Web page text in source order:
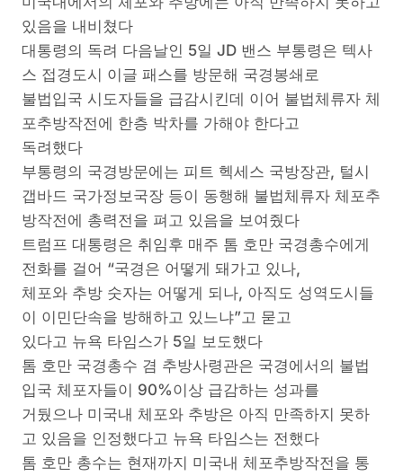
있음을 내비쳤다
대통령의 독려 다음날인 5일 JD 밴스 부통령은 텍사
스 접경도시 이글 패스를 방문해 국경봉쇄로
불법입국 시도자들을 급감시킨데 이어 불법체류자 체
포추방작전에 한층 박차를 가해야 한다고
독려했다
부통령의 국경방문에는 피트 헥세스 국방장관, 털시
갭바드 국가정보국장 등이 동행해 불법체류자 체포추
방작전에 총력전을 펴고 있음을 보여줬다
트럼프 대통령은 취임후 매주 톰 호만 국경총수에게
전화를 걸어 “국경은 어떻게 돼가고 있나,
체포와 추방 숫자는 어떻게 되나, 아직도 성역도시들
이 이민단속을 방해하고 있느냐”고 묻고
있다고 뉴욕 타임스가 5일 보도했다
톰 호만 국경총수 겸 추방사령관은 국경에서의 불법
입국 체포자들이 90%이상 급감하는 성과를
거뒀으나 미국내 체포와 추방은 아직 만족하지 못하
고 있음을 인정했다고 뉴욕 타임스는 전했다
톰 호만 총수는 현재까지 미국내 체포추방작전을 통